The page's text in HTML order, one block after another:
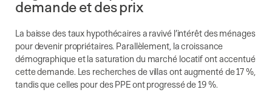
demande et des prix
La baisse des taux hypothécaires a ravivé l’intérêt des ménages
pour devenir propriétaires. Parallèlement, la croissance
démographique et la saturation du marché locatif ont accentué
cette demande. Les recherches de villas ont augmenté de 17 %,
tandis que celles pour des PPE ont progressé de 19 %.